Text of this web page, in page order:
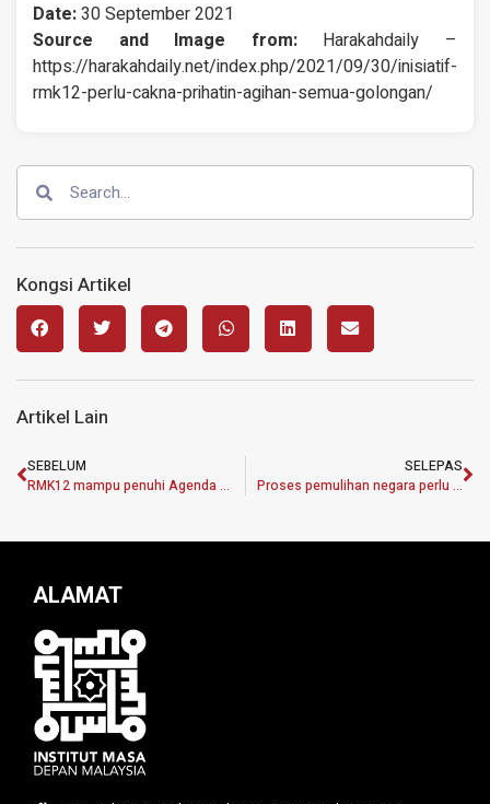
Date:30 September 2021
Source and Image from: Harakahdaily –
https://harakahdaily.net/index.php/2021/09/30/inisiatif-
rmk12-perlu-cakna-prihatin-agihan-semua-golongan/
Kongsi Artikel
Artikel Lain
SEBELUM
RMK12 mampu penuhi Agenda WKB 2030
SELEPAS
Proses pemulihan negara perlu libatkan semua aspek kehidupan: Muhyiddin
ALAMAT